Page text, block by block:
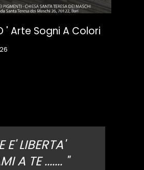
' Arte Sogni A Colori
E' LIBERTA'
A TE ....... "